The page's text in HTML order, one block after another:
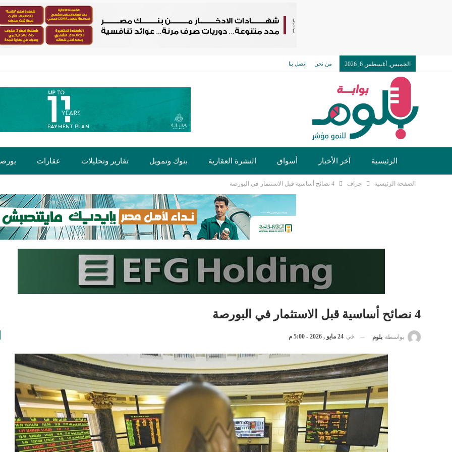
الخميس, أغسطس 6, 2026 من نحن اتصل بنا
الرئيسية آخر الأخبار أسواق النشرة العقارية بنوك وتمويل تقارير وتحليلات عقارات
تكنولوجيا وسيارات دولي مجتمع خدمات
الصفحة الرئيسية جراف 4 نصائح أساسية قبل الاستثمار في البورصة
4 نصائح أساسية قبل الاستثمار في البورصة
بواسطة بلوم في 24 مايو , 2026 - 5:00 م